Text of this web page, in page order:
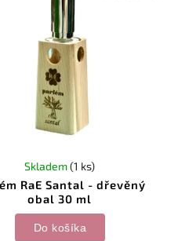
RaE Santal - dřevěný
obal 30 ml
Skladem(1 ks)
Do košíka